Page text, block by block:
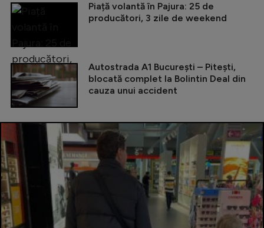
Piață volantă în Pajura: 25 de
producători, 3 zile de weekend
Autostrada A1 București – Pitești,
blocată complet la Bolintin Deal din
cauza unui accident